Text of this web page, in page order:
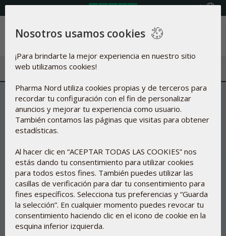
Menú
Nosotros usamos cookies
¡Para brindarte la mejor experiencia en nuestro sitio
web utilizamos cookies!
Pharma Nord utiliza cookies propias y de terceros para
recordar tu configuración con el fin de personalizar
anuncios y mejorar tu experiencia como usuario.
También contamos las páginas que visitas para obtener
estadísticas.
Al hacer clic en “ACEPTAR TODAS LAS COOKIES” nos
estás dando tu consentimiento para utilizar cookies
para todos estos fines. También puedes utilizar las
casillas de verificación para dar tu consentimiento para
fines específicos. Selecciona tus preferencias y “Guarda
la selección”. En cualquier momento puedes revocar tu
consentimiento haciendo clic en el icono de cookie en la
esquina inferior izquierda.